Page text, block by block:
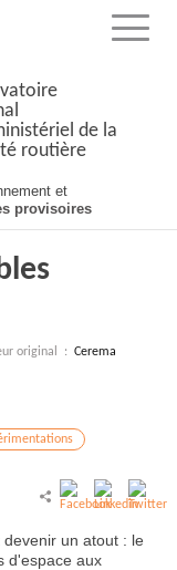
Menu
de la
routière
et
provisoires
original : Cerema
un atout : le
d'espace aux